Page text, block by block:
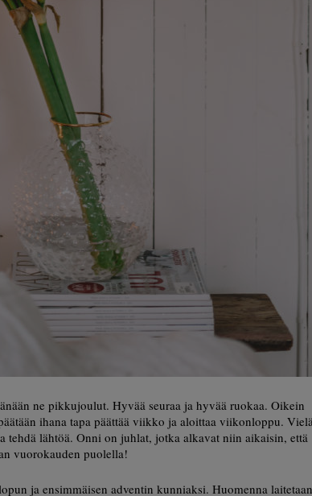
ne pikkujoulut. Hyvää seuraa ja hyvää ruokaa. Oikein
ihana tapa päättää viikko ja aloittaa viikonloppu.
lähtöä. Onni on juhlat, jotka alkavat niin aikaisin, että
vuorokauden puolella!
ja ensimmäisen adventin kunniaksi. Huomenna